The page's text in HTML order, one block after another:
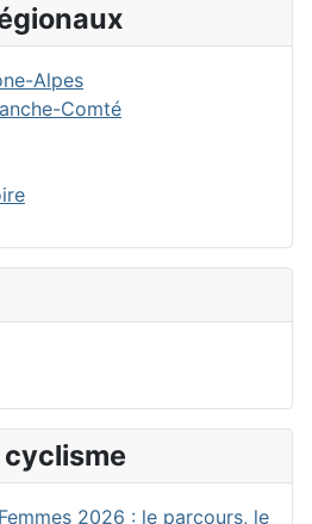
Alpes
Comté
2026 : le parcours, le